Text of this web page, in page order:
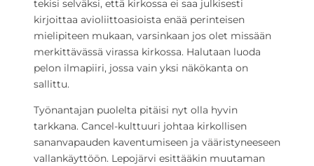
tekisi selväksi, että kirkossa ei saa julkisesti
kirjoittaa avioliittoasioista enää perinteisen
mielipiteen mukaan, varsinkaan jos olet missään
merkittävässä virassa kirkossa. Halutaan luoda
pelon ilmapiiri, jossa vain yksi näkökanta on
sallittu.
Työnantajan puolelta pitäisi nyt olla hyvin
tarkkana. Cancel-kulttuuri johtaa kirkollisen
sananvapauden kaventumiseen ja vääristyneeseen
vallankäyttöön. Lepojärvi esittääkin muutaman